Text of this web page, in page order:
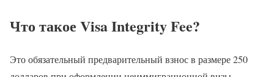
Что такое Visa Integrity Fee?
Это обязательный предварительный взнос в размере 250